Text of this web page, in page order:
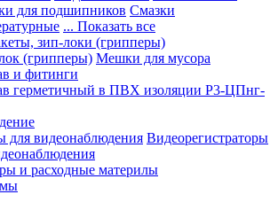
для подшипников Смазки
... Показать все
зип-локи (грипперы)
(грипперы) Мешки для мусора
и фитинги
герметичный в ПВХ изоляции Р3-ЦПнг-
для видеонаблюдения Видеорегистраторы
и расходные материлы